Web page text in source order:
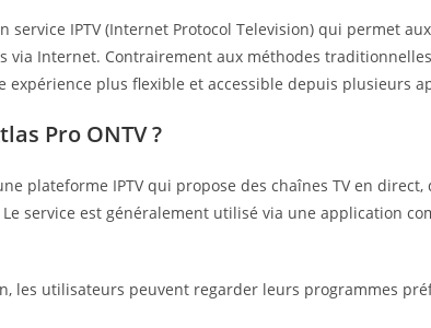
service IPTV (Internet Protocol Television) qui permet
via Internet. Contrairement aux méthodes
expérience plus flexible et accessible depuis plusieurs
Pro ONTV ?
plateforme IPTV qui propose des chaînes TV en
service est généralement utilisé via une application
les utilisateurs peuvent regarder leurs programmes